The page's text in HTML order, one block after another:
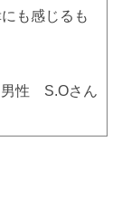
も感じるも
性 S.Oさん